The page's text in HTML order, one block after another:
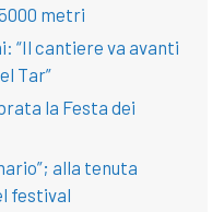
metri
“Il cantiere va avanti
Tar”
la Festa dei
alla tenuta
festival